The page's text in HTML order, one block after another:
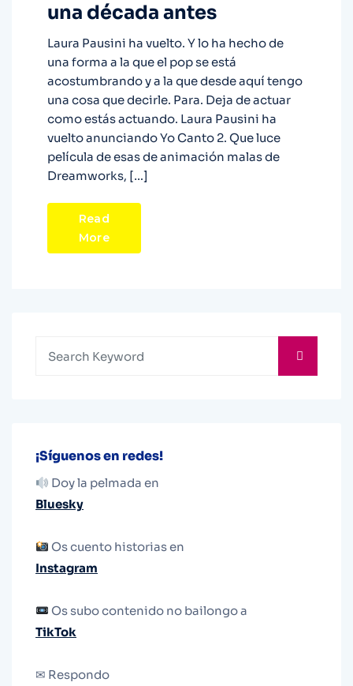
una década antes
Laura Pausini ha vuelto. Y lo ha hecho de
una forma a la que el pop se está
acostumbrando y a la que desde aquí tengo
una cosa que decirle. Para. Deja de actuar
como estás actuando. Laura Pausini ha
vuelto anunciando Yo Canto 2. Que luce
película de esas de animación malas de
Dreamworks, […]
Read
More
¡Síguenos en redes!
Doy la pelmada en
Bluesky
Os cuento historias en
Instagram
Os subo contenido no bailongo a
TikTok
✉ Respondo